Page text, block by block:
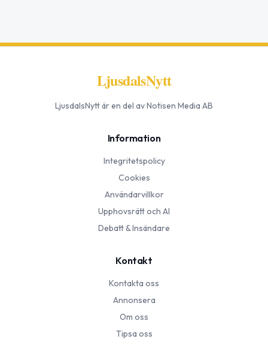
LjusdalsNytt
LjusdalsNyttär en del av Notisen Media AB
Information
Integritetspolicy
Cookies
Användarvillkor
Upphovsrätt och AI
Debatt & Insändare
Kontakt
Kontakta oss
Annonsera
Om oss
Tipsa oss